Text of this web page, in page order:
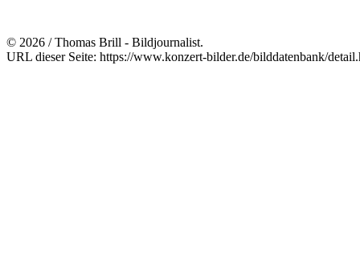
© 2026 / Thomas Brill - Bildjournalist.
URL dieser Seite: https://www.konzert-bilder.de/bilddatenbank/